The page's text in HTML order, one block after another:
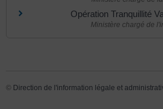
Opération Tranquillité
Ministère chargé de
© Direction de l'information légale et